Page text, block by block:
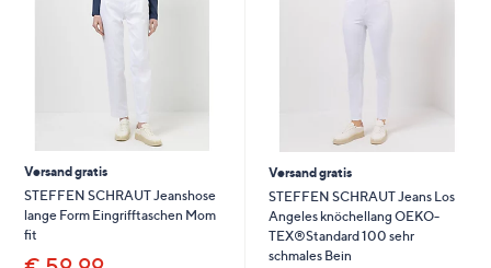
Versand gratis
STEFFEN SCHRAUT Jeanshose
lange Form Eingrifftaschen Mom
fit
Versand gratis
STEFFEN SCHRAUT Jeans Los
Angeles knöchellang OEKO-
TEX®Standard 100 sehr
schmales Bein